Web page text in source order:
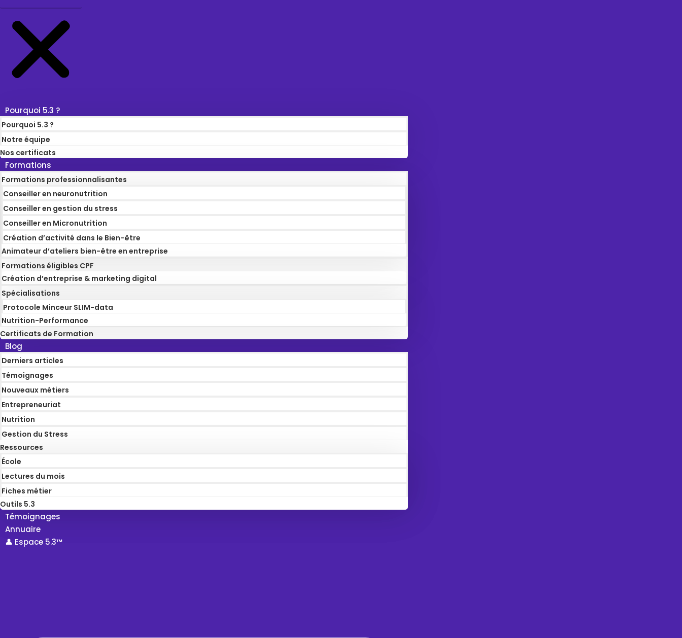
Pourquoi 5.3 ?
Pourquoi 5.3 ?
Notre équipe
Nos certificats
Formations
Formations professionnalisantes
Conseiller en neuronutrition
Conseiller en gestion du stress
Conseiller en Micronutrition
Création d’activité dans le Bien-être
Animateur d’ateliers bien-être en entreprise
Formations éligibles CPF
Création d’entreprise & marketing digital
Spécialisations
Protocole Minceur SLIM-data
Nutrition-Performance
Certificats de Formation
Blog
Derniers articles
Témoignages
Nouveaux métiers
Entrepreneuriat
Nutrition
Gestion du Stress
Ressources
École
Lectures du mois
Fiches métier
Outils 5.3
Témoignages
Annuaire
👤 Espace 5.3™